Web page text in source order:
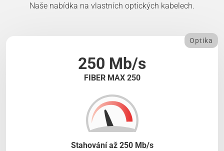
Naše nabídka na vlastních optických kabelech.
250 Mb/s
FIBER MAX 250
Optika
Stahování až 250 Mb/s